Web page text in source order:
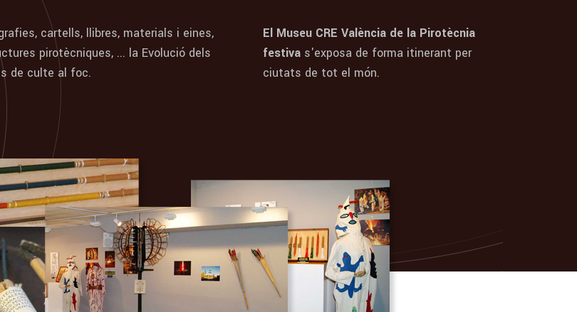
cartells, llibres, materials i eines,
pirotècniques, ... la Evolució dels
de culte al foc.
El Museu CRE València de la Pirotècnia
festiva s'exposa de forma itinerant per
ciutats de tot el món.